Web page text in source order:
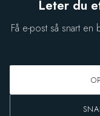
Leter du
Få e-post så snart